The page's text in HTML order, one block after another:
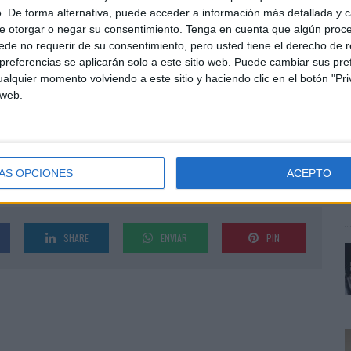
De forma alternativa, puede acceder a información más detallada y
otorgar o negar su consentimiento. Tenga en cuenta que algún
no requerir de su consentimiento, pero usted tiene el derecho de
se aplicarán solo a este sitio web. Puede cambiar sus
momento volviendo a este sitio y haciendo clic en el botón
OPCIONES ACEPTO
de marketing de Fundación la Caixa, afirma que:
vez más atomizado y digital. Exige de grandes
alcanzar audiencias cada vez más segmentadas y
realizamos a tiempo real. Havas Media ha sido un
en que nos ayuden a llegar todavía más lejos en
SHARE ENVIAR PIN